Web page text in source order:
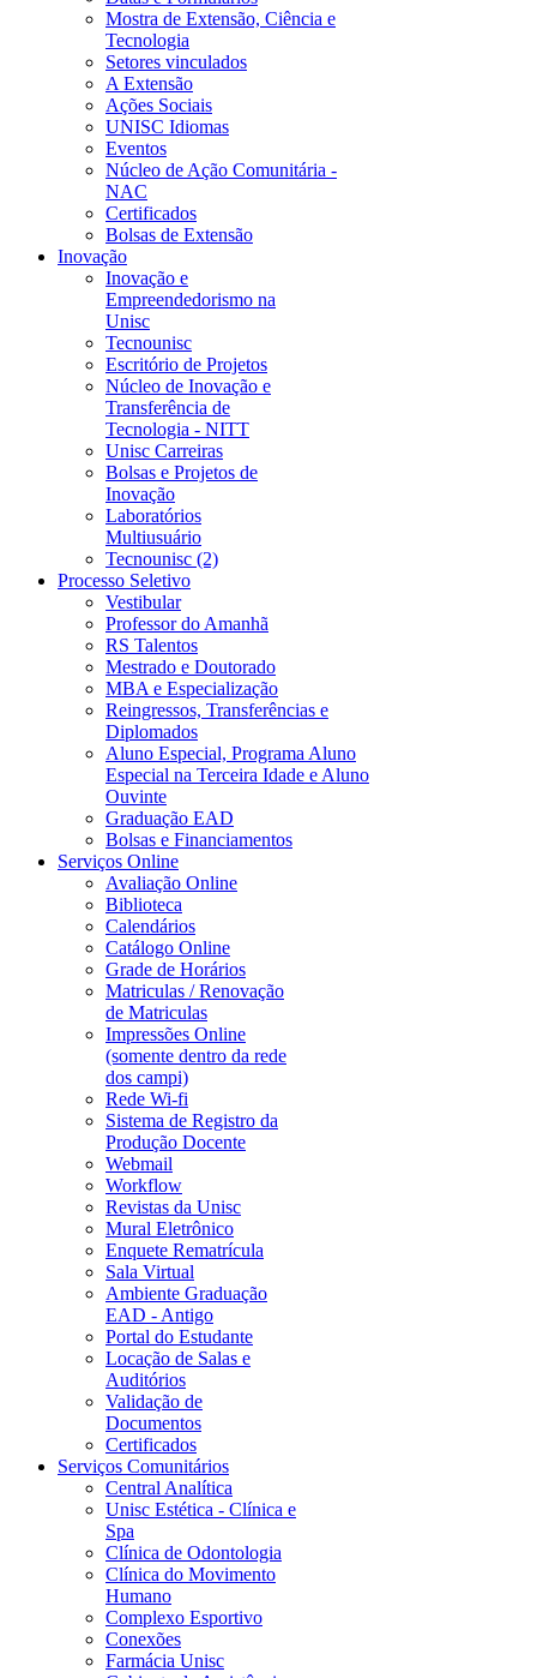
Mostra de Extensão, Ciência e
Tecnologia
Setores vinculados
A Extensão
Ações Sociais
UNISC Idiomas
Eventos
Núcleo de Ação Comunitária -
NAC
Certificados
Bolsas de Extensão
Inovação
Inovação e
Empreendedorismo na
Unisc
Tecnounisc
Escritório de Projetos
Núcleo de Inovação e
Transferência de
Tecnologia - NITT
Unisc Carreiras
Bolsas e Projetos de
Inovação
Laboratórios
Multiusuário
Tecnounisc (2)
Processo Seletivo
Vestibular
Professor do Amanhã
RS Talentos
Mestrado e Doutorado
MBA e Especialização
Reingressos, Transferências e
Diplomados
Aluno Especial, Programa Aluno
Especial na Terceira Idade e Aluno
Ouvinte
Graduação EAD
Bolsas e Financiamentos
Serviços Online
Avaliação Online
Biblioteca
Calendários
Catálogo Online
Grade de Horários
Matriculas / Renovação
de Matriculas
Impressões Online
(somente dentro da rede
dos campi)
Rede Wi-fi
Sistema de Registro da
Produção Docente
Webmail
Workflow
Revistas da Unisc
Mural Eletrônico
Enquete Rematrícula
Sala Virtual
Ambiente Graduação
EAD - Antigo
Portal do Estudante
Locação de Salas e
Auditórios
Validação de
Documentos
Certificados
Serviços Comunitários
Central Analítica
Unisc Estética - Clínica e
Spa
Clínica de Odontologia
Clínica do Movimento
Humano
Complexo Esportivo
Conexões
Farmácia Unisc